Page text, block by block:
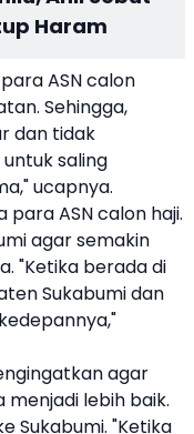
Haram
ASN calon
Sehingga,
dan tidak
saling
ucapnya.
ASN calon haji.
agar semakin
"Ketika berada di
Sukabumi dan
agar
menjadi lebih baik.
Sukabumi. "Ketika